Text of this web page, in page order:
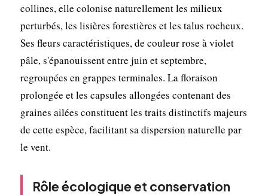
collines, elle colonise naturellement les milieux
perturbés, les lisières forestières et les talus rocheux.
Ses fleurs caractéristiques, de couleur rose à violet
pâle, s'épanouissent entre juin et septembre,
regroupées en grappes terminales. La floraison
prolongée et les capsules allongées contenant des
graines ailées constituent les traits distinctifs majeurs
de cette espèce, facilitant sa dispersion naturelle par
le vent.
Rôle écologique et conservation